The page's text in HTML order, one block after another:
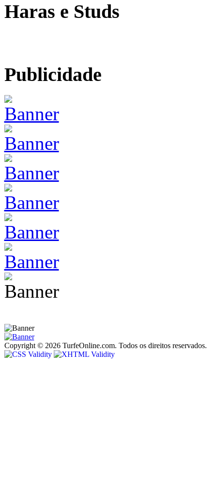
Haras e Studs
Publicidade
Copyright © 2026 TurfeOnline.com. Todos os direitos reservados.